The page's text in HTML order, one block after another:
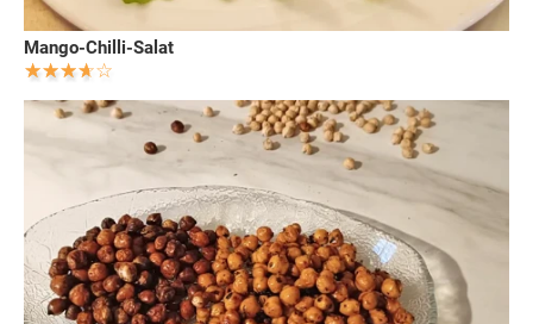
Mango-Chilli-Salat